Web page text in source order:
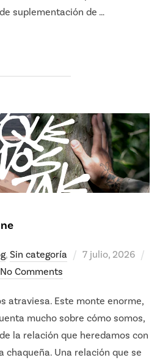
suplementación de …
, Sin categoría
Posted
7 julio, 2026
No Comments
atraviesa. Este monte enorme,
mucho sobre cómo somos,
la relación que heredamos con
chaqueña. Una relación que se